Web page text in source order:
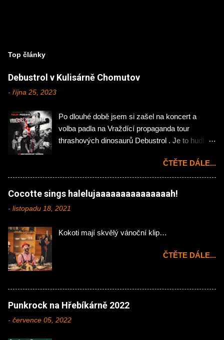
Top články
Debustrol v Kulisárně Chomutov
- října 25, 2023
Po dlouhé době jsem si zašel na koncert a
volba padla na Vraždící propaganda tour
thrashových dinosaurů Debustrol . Je to hudba
návštěvu chomutovské Kulisárny. Koncert
zahájila domácí rock'n'rollová pecka Hejtman .
Na kytaru zde působí Jakub Önslaughter (ex-
Hellocaustor), Ondřej Jáchym (ex- Fenris) a na
bicí skvělý Martin Plechatý hrající momentálně i
udělal menší neplacenou propagaci tak
zde mimochodem působí bývalý členové dnes
již pohřbených Victims - kytaristé Broňa a
music klubu. Hudba Hejtman a je divoká jízda
podobná s trochou nadsázky a přimhouřenýma
ČTĚTE DÁLE...
Cocotte sings halelujaaaaaaaaaaaaaaah!
- listopadu 18, 2021
Kokoti mají skvělý vánoční klip…
ČTĚTE DÁLE...
Punkrock na Hřebíkárně 2022
- července 05, 2022